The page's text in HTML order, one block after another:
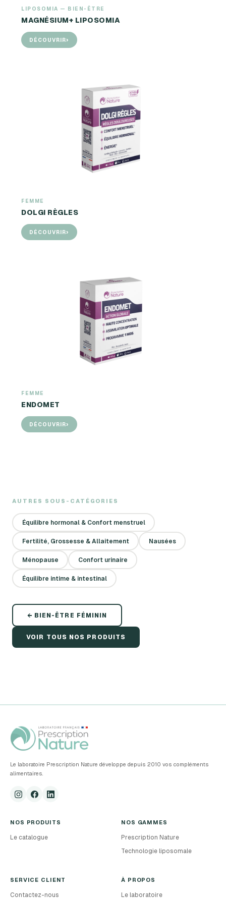
LIPOSOMIA — BIEN-ÊTRE
MAGNÉSIUM+ LIPOSOMIA
DÉCOUVRIR›
FEMME
DOLGI RÈGLES
DÉCOUVRIR›
FEMME
ENDOMET
DÉCOUVRIR›
AUTRES SOUS-CATÉGORIES
Équilibre hormonal & Confort menstruel
Fertilité, Grossesse & Allaitement Nausées
Ménopause Confort urinaire
Équilibre intime & intestinal
← BIEN-ÊTRE FÉMININ
VOIR TOUS NOS PRODUITS
Le laboratoire Prescription Nature développe depuis 2010 vos compléments
alimentaires.
NOS PRODUITS
Le catalogue
NOS GAMMES
Prescription Nature
Technologie liposomale
SERVICE CLIENT
Contactez-nous
À PROPOS
Le laboratoire